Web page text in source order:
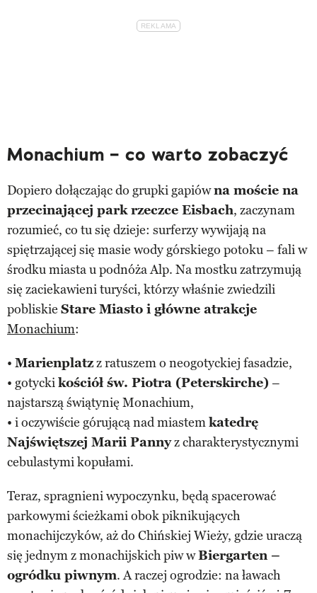
Monachium – co warto zobaczyć
Dopiero dołączając do grupki gapiówna moście na
przecinającej park rzeczce Eisbach, zaczynam
rozumieć, co tu się dzieje: surferzy wywijają na
spiętrzającej się masie wody górskiego potoku – fali w
środku miasta u podnóża Alp. Na mostku zatrzymują
się zaciekawieni turyści, którzy właśnie zwiedzili
pobliskie Stare Miasto i główne atrakcje
Monachium:
• Marienplatzz ratuszem o neogotyckiej fasadzie,
• gotyckikościół św. Piotra (Peterskirche) –
najstarszą świątynię Monachium,
• i oczywiście górującą nad miastemkatedrę
Najświętszej Marii Pannyz charakterystycznymi
cebulastymi kopułami.
Teraz, spragnieni wypoczynku, będą spacerować
parkowymi ścieżkami obok piknikujących
monachijczyków, aż do Chińskiej Wieży, gdzie uraczą
się jednym z monachijskich piw wBiergarten –
ogródku piwnym. A raczej ogrodzie: na ławach